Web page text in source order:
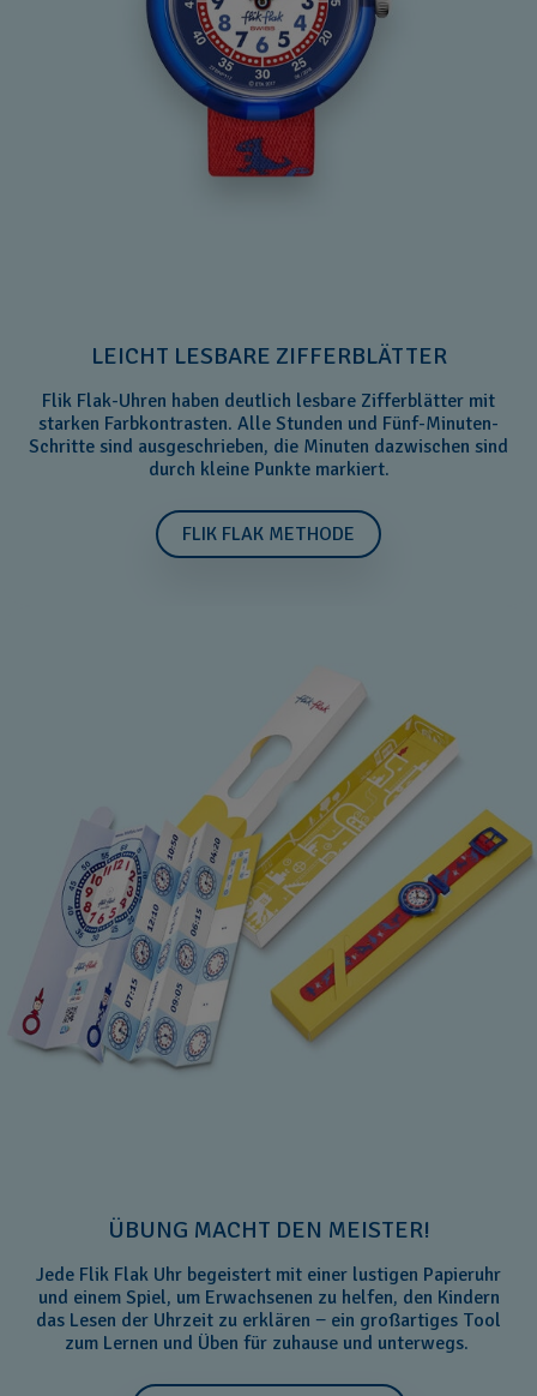
LEICHT LESBARE ZIFFERBLÄTTER
Flik Flak-Uhren haben deutlich lesbare Zifferblätter mit
starken Farbkontrasten. Alle Stunden und Fünf-Minuten-
Schritte sind ausgeschrieben, die Minuten dazwischen sind
durch kleine Punkte markiert.
FLIK FLAK METHODE
ÜBUNG MACHT DEN MEISTER!
Jede Flik Flak Uhr begeistert mit einer lustigen Papieruhr
und einem Spiel, um Erwachsenen zu helfen, den Kindern
das Lesen der Uhrzeit zu erklären − ein großartiges Tool
zum Lernen und Üben für zuhause und unterwegs.